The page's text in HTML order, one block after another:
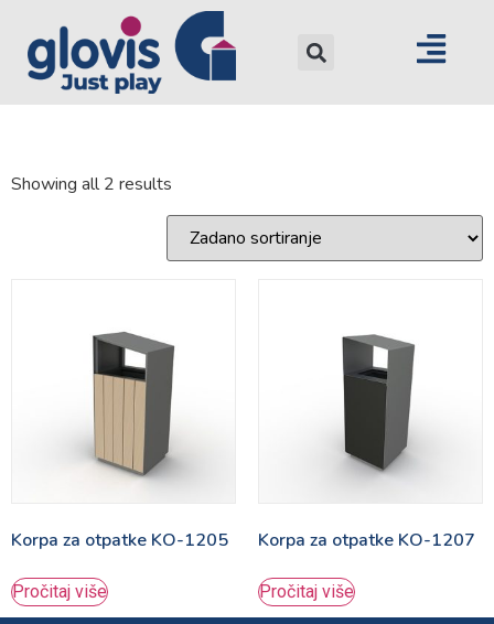
Showing all 2 results
Korpa za otpatke KO-1205
Pročitaj više
Korpa za otpatke KO-1207
Pročitaj više